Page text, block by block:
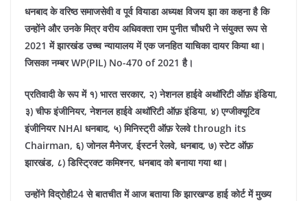
धनबाद के वरिष्ठ समाजसेवी व पूर्व वियाडा अध्यक्ष विजय झा का कहना है कि
उन्होंने और उनके मित्र वरीय अधिवक्ता राम पुनीत चौधरी नेसंयुक्त रूप से
2021 में झारखंड उच्च न्यायालय में एक जनहित याचिका दायर किया था।
जिसका नम्बर WP(PIL) No-470 of 2021 है।
प्रतिवादी के रूप में १) भारत सरकार, २) नेशनल हाईवे अथॉरिटी ऑफ़ इंडिया,
३) चीफ इंजीनियर, नेशनल हाईवे अथॉरिटी ऑफ़ इंडिया, ४) एग्जीक्यूटिव
इंजीनियर NHAI धनबाद, ५) मिनिस्ट्री ऑफ़ रेलवे through its
Chairman, ६) जोनल मैनेजर, ईस्टर्न रेलवे, धनबाद, ७) स्टेट ऑफ़
झारखंड, ८) डिस्ट्रिक्ट कमिश्नर, धनबाद को बनाया गया था।
उन्होंने विद्रोही24 से बातचीत में आज बताया कि झारखण्ड हाई कोर्ट में मुख्य